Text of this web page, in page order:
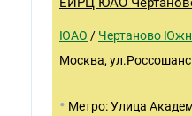
ЮАО / Чертаново
Москва,
• Метро: Улица